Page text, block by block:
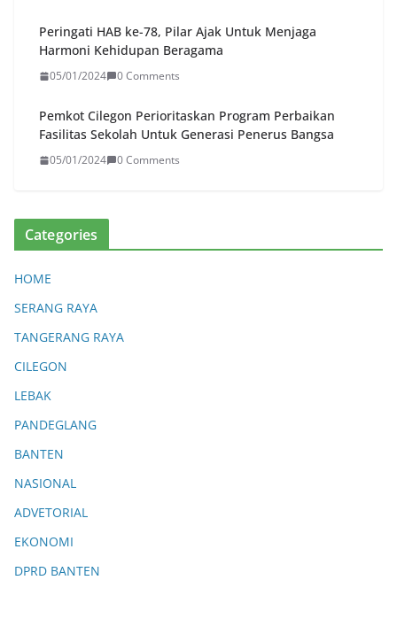
Peringati HAB ke-78, Pilar Ajak Untuk Menjaga
Harmoni Kehidupan Beragama
05/01/2024 0 Comments
Pemkot Cilegon Perioritaskan Program Perbaikan
Fasilitas Sekolah Untuk Generasi Penerus Bangsa
05/01/2024 0 Comments
Categories
HOME
SERANG RAYA
TANGERANG RAYA
CILEGON
LEBAK
PANDEGLANG
BANTEN
NASIONAL
ADVETORIAL
EKONOMI
DPRD BANTEN